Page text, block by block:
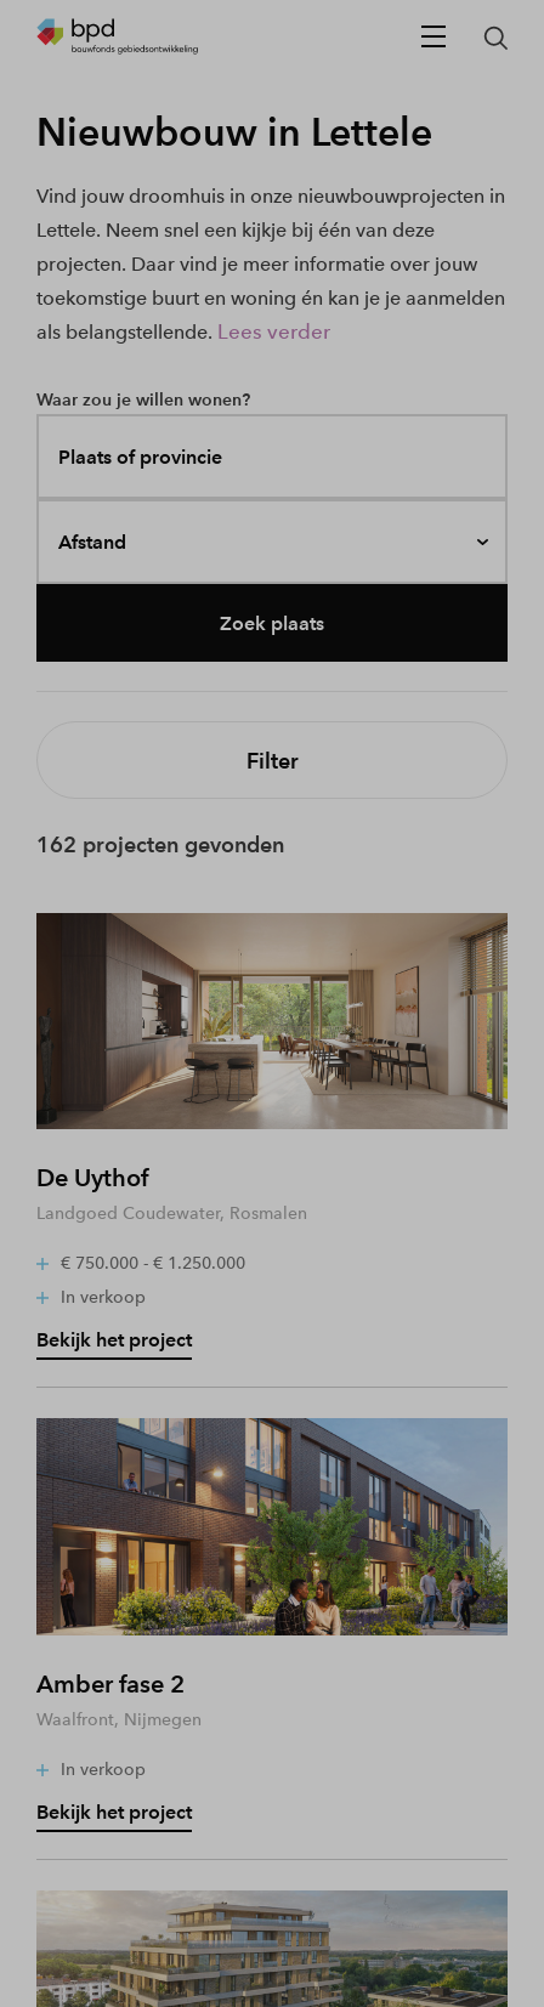
Nieuwbouw in Lettele
Vind jouw droomhuis in onze nieuwbouwprojecten in
Lettele. Neem snel een kijkje bij één van deze
projecten. Daar vind je meer informatie over jouw
toekomstige buurt en woning én kan je je aanmelden
als belangstellende. Lees verder
Waar zou je willen wonen?
Plaats of provincie
Afstand
Zoek plaats
Filter
162 projecten gevonden
De Uythof
Landgoed Coudewater, Rosmalen
€ 750.000 - € 1.250.000
In verkoop
Bekijk het project
Amber fase 2
Waalfront, Nijmegen
In verkoop
Bekijk het project